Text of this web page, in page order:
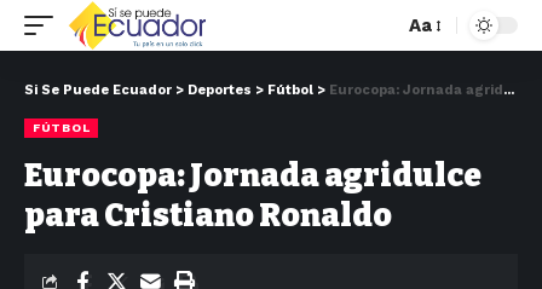
Aa
Si Se Puede Ecuador > Deportes > Fútbol > Eurocopa: Jornada agridulce para Cristiano Ronaldo
FÚTBOL
Eurocopa: Jornada agridulce
para Cristiano Ronaldo